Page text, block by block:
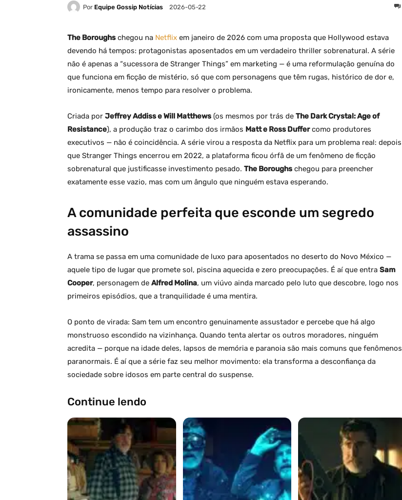
Por Equipe Gossip Notícias 2026-05-22
The Boroughs chegou na Netflix em janeiro de 2026 com uma proposta que Hollywood estava
devendo há tempos: protagonistas aposentados em um verdadeiro thriller sobrenatural. A série
não é apenas a “sucessora de Stranger Things” em marketing — é uma reformulação genuína do
que funciona em ficção de mistério, só que com personagens que têm rugas, histórico de dor e,
ironicamente, menos tempo para resolver o problema.
Criada por Jeffrey Addiss e Will Matthews (os mesmos por trás de The Dark Crystal: Age of
Resistance), a produção traz o carimbo dos irmãos Matt e Ross Duffercomo produtores
executivos — não é coincidência. A série virou a resposta da Netflix para um problema real: depois
que Stranger Things encerrou em 2022, a plataforma ficou órfã de um fenômeno de ficção
sobrenatural que justificasse investimento pesado. The Boroughs chegou para preencher
exatamente esse vazio, mas com um ângulo que ninguém estava esperando.
A comunidade perfeita que esconde um segredo
assassino
A trama se passa em uma comunidade de luxo para aposentados no deserto do Novo México —
aquele tipo de lugar que promete sol, piscina aquecida e zero preocupações. É aí que entra Sam
Cooper, personagem de Alfred Molina, um viúvo ainda marcado pelo luto que descobre, logo nos
primeiros episódios, que a tranquilidade é uma mentira.
O ponto de virada: Sam tem um encontro genuinamente assustador e percebe que há algo
monstruoso escondido na vizinhança. Quando tenta alertar os outros moradores, ninguém
acredita — porque na idade deles, lapsos de memória e paranoia são mais comuns que fenômenos
paranormais. É aí que a série faz seu melhor movimento: ela transforma a desconfiança da
sociedade sobre idosos em parte central do suspense.
Continue lendo